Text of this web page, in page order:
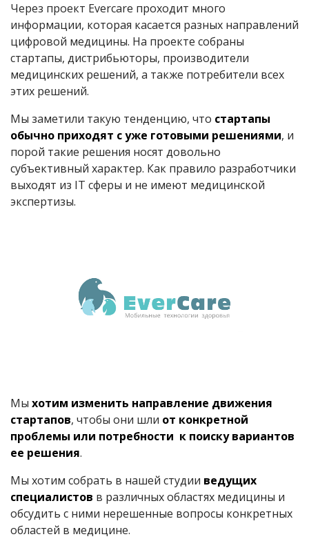
Через проект Evercare проходит много
информации, которая касается разных направлений
цифровой медицины. На проекте собраны
стартапы, дистрибьюторы, производители
медицинских решений, а также потребители всех
этих решений.
Мы заметили такую тенденцию, что стартапы
обычно приходят с уже готовыми решениями, и
порой такие решения носят довольно
субъективный характер. Как правило разработчики
выходят из IT сферы и не имеют медицинской
экспертизы.
Мы хотим изменить направление движения
стартапов, чтобы они шли от конкретной
проблемы или потребности к поиску вариантов
ее решения.
Мы хотим собрать в нашей студии ведущих
специалистов в различных областях медицины и
обсудить с ними нерешенные вопросы конкретных
областей в медицине.